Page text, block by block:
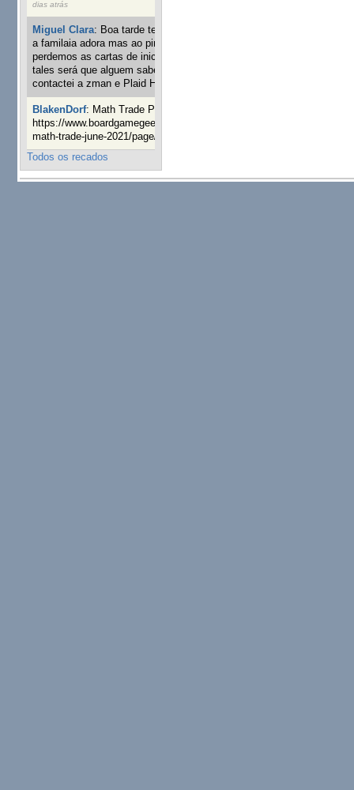
dias atrás
Miguel Clara: Boa tarde tenho jogo Mice and mistics que
a familaia adora mas ao pintarmos as miniaturas
perdemos as cartas de iniciaticva da expanção downood
tales será que alguem sabe onde adquirir as cartas já
contactei a zman e Plaid Hat e nada
BlakenDorf: Math Trade Portuguesa a decorrer. Aqui:
https://www.boardgamegeek.com/geeklist/286035/portugal-
math-trade-june-2021/page/1
Todos os recados